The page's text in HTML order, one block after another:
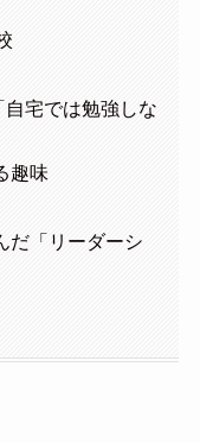
宅では勉強しな
趣味
だ「リーダーシ